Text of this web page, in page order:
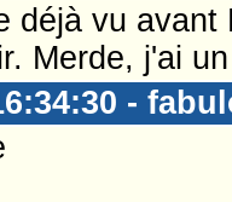
déjà vu
Merde, j'ai
-